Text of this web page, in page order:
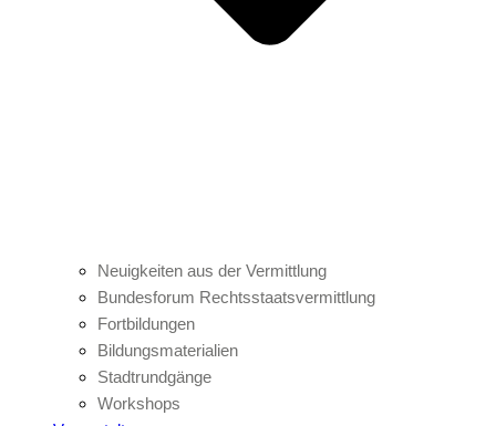
Neuigkeiten aus der Vermittlung
Bundesforum Rechtsstaatsvermittlung
Fortbildungen
Bildungsmaterialien
Stadtrundgänge
Workshops